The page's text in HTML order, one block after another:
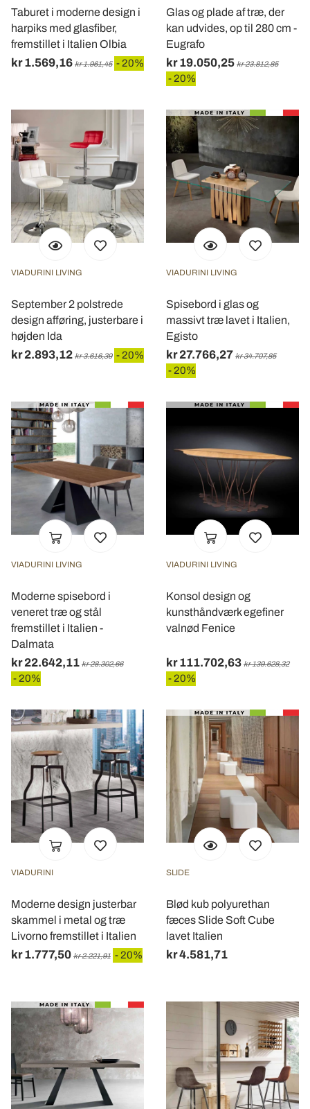
Taburet i moderne design i
harpiks med glasfiber,
fremstillet i Italien Olbia
kr 1.569,16 kr 1.961,45 - 20%
Glas og plade af træ, der
kan udvides, op til 280 cm -
Eugrafo
kr 19.050,25 kr 23.812,85
- 20%
VIADURINI LIVING
September 2 polstrede
design afføring, justerbare i
højden Ida
kr 2.893,12 kr 3.616,39 - 20%
VIADURINI LIVING
Spisebord i glas og
massivt træ lavet i Italien,
Egisto
kr 27.766,27 kr 34.707,85
- 20%
VIADURINI LIVING
Moderne spisebord i
veneret træ og stål
fremstillet i Italien -
Dalmata
kr 22.642,11 kr 28.302,66
- 20%
VIADURINI LIVING
Konsol design og
kunsthåndværk egefiner
valnød Fenice
kr 111.702,63 kr 139.628,32
- 20%
VIADURINI
Moderne design justerbar
skammel i metal og træ
Livorno fremstillet i Italien
kr 1.777,50 kr 2.221,91 - 20%
SLIDE
Blød kub polyurethan
fæces Slide Soft Cube
lavet Italien
kr 4.581,71